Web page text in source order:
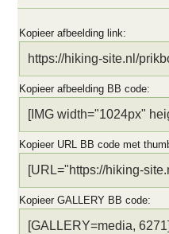
Kopieer afbeelding link
Kopieer afbeelding BB code
Kopieer URL BB code met
Kopieer GALLERY BB code